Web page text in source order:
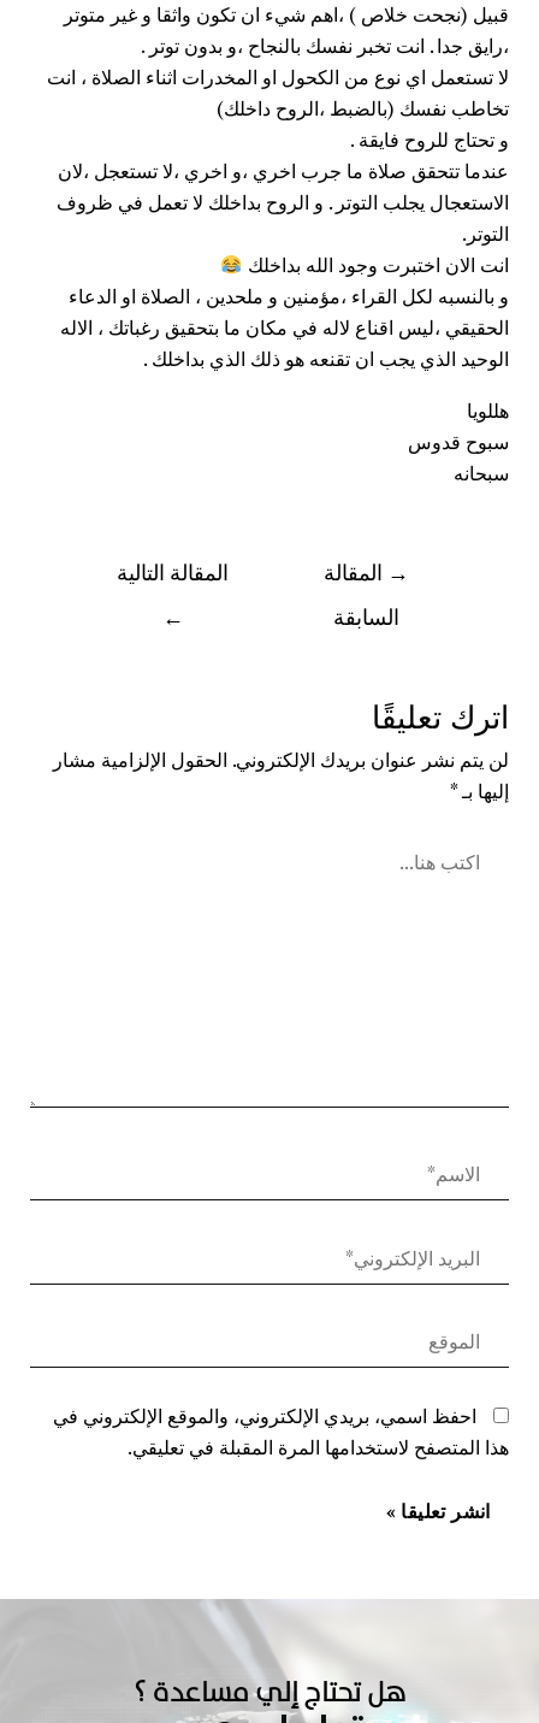
قبيل (نجحت خلاص ) ،اهم شيء ان تكون واثقا و غير متوتر
،رايق جدا . انت تخبر نفسك بالنجاح ،و بدون توتر .
لا تستعمل اي نوع من الكحول او المخدرات اثناء الصلاة ، انت
تخاطب نفسك (بالضبط ،الروح داخلك)
و تحتاج للروح فايقة .
عندما تتحقق صلاة ما جرب اخري ،و اخري ،لا تستعجل ،لان
الاستعجال يجلب التوتر . و الروح بداخلك لا تعمل في ظروف
التوتر.
انت الان اختبرت وجود الله بداخلك
و بالنسبه لكل القراء ،مؤمنين و ملحدين ، الصلاة او الدعاء
الحقيقي ،ليس اقناع لاله في مكان ما بتحقيق رغباتك ، الاله
الوحيد الذي يجب ان تقنعه هو ذلك الذي بداخلك .
هللويا
سبوح قدوس
سبحانه
→ المقالة
السابقة
المقالة التالية
←
اترك تعليقًا
لن يتم نشر عنوان بريدك الإلكتروني. الحقول الإلزامية مشار
إليها بـ*
احفظ اسمي، بريدي الإلكتروني، والموقع الإلكتروني في
هذا المتصفح لاستخدامها المرة المقبلة في تعليقي.
هل تحتاج إلي مساعدة ؟